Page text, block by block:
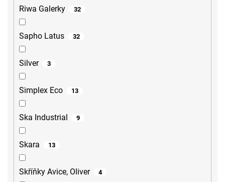
Riwa Galerky 32
Sapho Latus 32
Silver 3
Simplex Eco 13
Ska Industrial 9
Skara 13
Skříňky Avice, Oliver 4